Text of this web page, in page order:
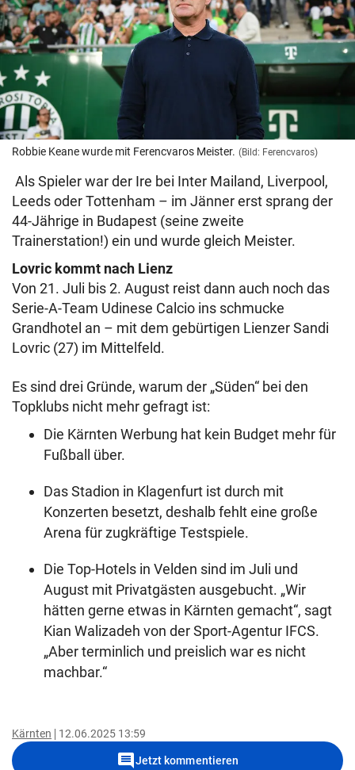
Robbie Keane wurde mit Ferencvaros Meister. (Bild: Ferencvaros)
Als Spieler war der Ire bei Inter Mailand, Liverpool,
Leeds oder Tottenham – im Jänner erst sprang der
44-Jährige in Budapest (seine zweite
Trainerstation!) ein und wurde gleich Meister.
Lovric kommt nach Lienz
Von 21. Juli bis 2. August reist dann auch noch das
Serie-A-Team Udinese Calcio ins schmucke
Grandhotel an – mit dem gebürtigen Lienzer Sandi
Lovric (27) im Mittelfeld.
Es sind drei Gründe, warum der „Süden“ bei den
Topklubs nicht mehr gefragt ist:
Die Kärnten Werbung hat kein Budget mehr für
Fußball über.
Das Stadion in Klagenfurt ist durch mit
Konzerten besetzt, deshalb fehlt eine große
Arena für zugkräftige Testspiele.
Die Top-Hotels in Velden sind im Juli und
August mit Privatgästen ausgebucht. „Wir
hätten gerne etwas in Kärnten gemacht“, sagt
Kian Walizadeh von der Sport-Agentur IFCS.
„Aber terminlich und preislich war es nicht
machbar.“
Kärnten 12.06.2025 13:59
commentJetzt kommentieren